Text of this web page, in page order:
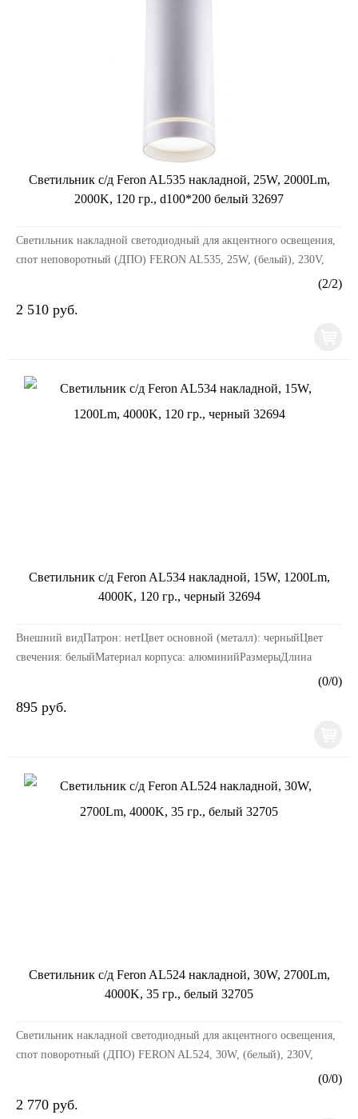
Светильник с/д Feron AL535 накладной, 25W, 2000Lm,
2000K, 120 гр., d100*200 белый 32697
Светильник накладной светодиодный для акцентного освещения,
спот неповоротный (ДПО) FERON AL535, 25W, (белый), 230V,
(2/2)
2 510 руб.
Светильник с/д Feron AL534 накладной, 15W, 1200Lm,
4000K, 120 гр., черный 32694
Внешний видПатрон: нетЦвет основной (металл): черныйЦвет
свечения: белыйМатериал корпуса: алюминийРазмерыДлина
(0/0)
895 руб.
Светильник с/д Feron AL524 накладной, 30W, 2700Lm,
4000K, 35 гр., белый 32705
Светильник накладной светодиодный для акцентного освещения,
спот поворотный (ДПО) FERON AL524, 30W, (белый), 230V,
(0/0)
2 770 руб.